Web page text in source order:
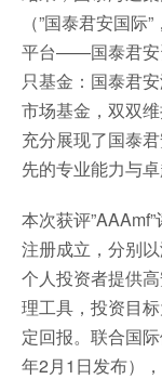
（”国泰君安国
平台——国泰君安
只基金：国泰君
市场基金，双双维
充分展现了国泰
先的专业能力与
本次获评
注册成立，分别
个人投资者提供
理工具，投资目
定回报。联合国
年2月1日发布）